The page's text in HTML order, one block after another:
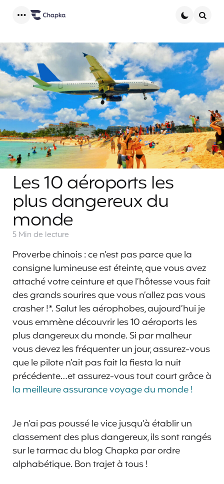
Les 10 aéroports les
plus dangereux du
monde
5 Min de lecture
Proverbe chinois : ce n’est pas parce que la
consigne lumineuse est éteinte, que vous avez
attaché votre ceinture et que l’hôtesse vous fait
des grands sourires que vous n’allez pas vous
crasher !*. Salut les aérophobes, aujourd’hui je
vous emmène découvrir les 10 aéroports les
plus dangereux du monde. Si par malheur
vous devez les fréquenter un jour, assurez-vous
que le pilote n’ait pas fait la fiesta la nuit
précédente…et assurez-vous tout court grâce à
la meilleure assurance voyage du monde !
Je n’ai pas poussé le vice jusqu’à établir un
classement des plus dangereux, ils sont rangés
sur le tarmac du blog Chapka par ordre
alphabétique. Bon trajet à tous !